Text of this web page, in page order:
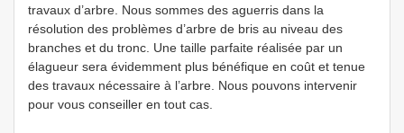
travaux d’arbre. Nous sommes des aguerris dans la
résolution des problèmes d’arbre de bris au niveau des
branches et du tronc. Une taille parfaite réalisée par un
élagueur sera évidemment plus bénéfique en coût et tenue
des travaux nécessaire à l’arbre. Nous pouvons intervenir
pour vous conseiller en tout cas.